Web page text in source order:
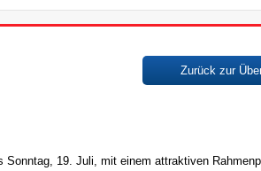
Zurück zur
19. Juli, mit einem attraktiven